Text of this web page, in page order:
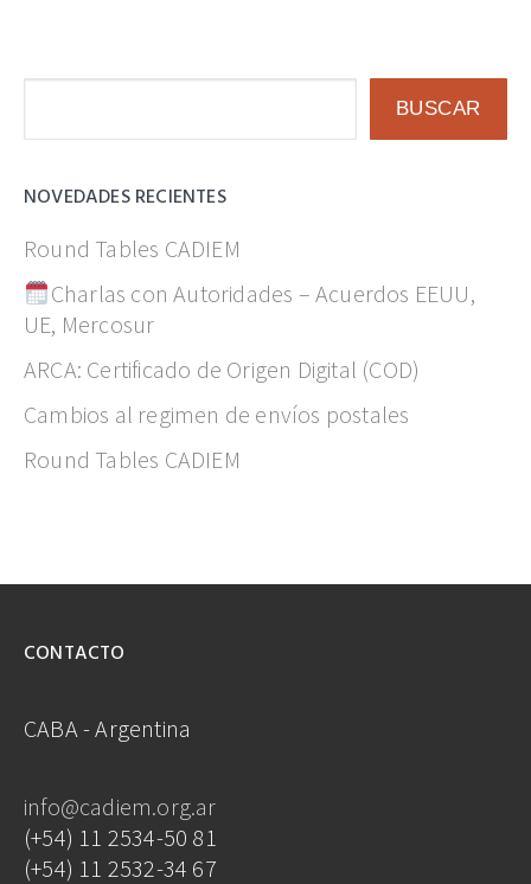
BUSCAR
NOVEDADES RECIENTES
Round Tables CADIEM
Charlas con Autoridades – Acuerdos EEUU,
UE, Mercosur
ARCA: Certificado de Origen Digital (COD)
Cambios al regimen de envíos postales
Round Tables CADIEM
CONTACTO
CABA - Argentina
info@cadiem.org.ar
(+54) 11 2534-50 81
(+54) 11 2532-34 67